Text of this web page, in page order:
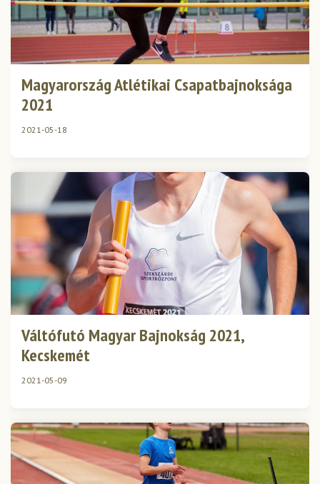
Magyarország Atlétikai Csapatbajnoksága
2021
2021-05-18
Váltófutó Magyar Bajnokság 2021,
Kecskemét
2021-05-09